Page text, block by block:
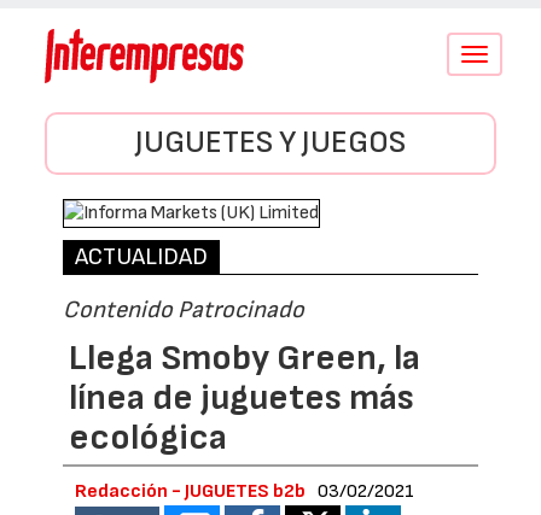
Conmutar
JUGUETES Y JUEGOS
ACTUALIDAD
Contenido Patrocinado
Llega Smoby Green, la
línea de juguetes más
ecológica
Redacción - JUGUETES b2b 03/02/2021